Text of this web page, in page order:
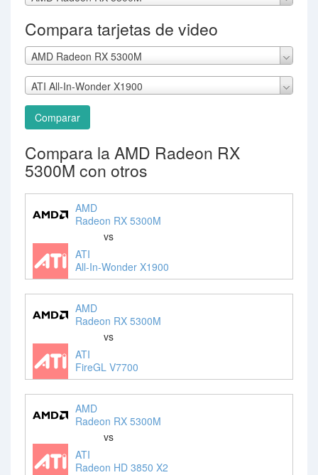
Compara tarjetas de video
AMD Radeon RX 5300M
ATI All-In-Wonder X1900
Comparar
Compara la AMD Radeon RX
5300M con otros
AMD
Radeon RX 5300M
vs
ATI
All-In-Wonder X1900
AMD
Radeon RX 5300M
vs
ATI
FireGL V7700
AMD
Radeon RX 5300M
vs
ATI
Radeon HD 3850 X2